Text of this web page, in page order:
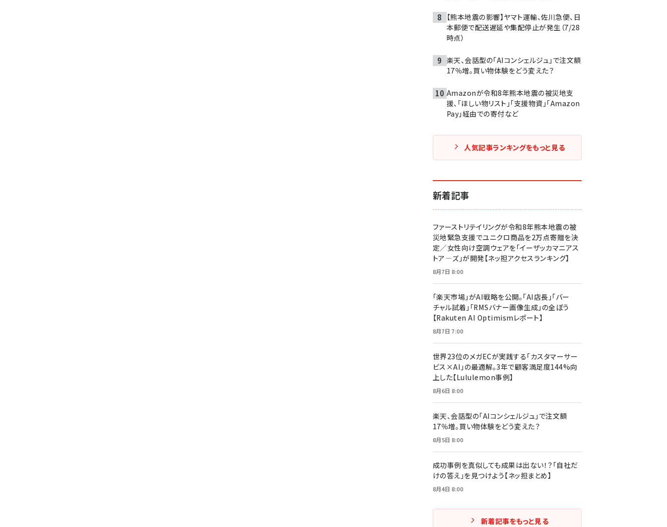
【熊本地震の影響】ヤマト運輸、佐川急便、日
本郵便で配送遅延や集配停止が発生（7/28
時点）
楽天、会話型の「AIコンシェルジュ」で注文額
17％増。買い物体験をどう変えた？
Amazonが令和8年熊本地震の被災地支
援、「ほしい物リスト」「支援物資」「Amazon
Pay」経由での寄付など
人気記事ランキングをもっと見る
新着記事
ファーストリテイリングが令和8年熊本地震の被
災地緊急支援でユニクロ商品を2万点寄贈を決
定／女性向け空調ウェアを「イーザッカマニアス
トア―ズ」が開発【ネッ担アクセスランキング】
8月7日 8:00
「楽天市場」がAI戦略を公開。「AI店長」「バー
チャル試着」「RMSバナー画像生成」の全ぼう
【Rakuten AI Optimismレポート】
8月7日 7:00
世界23位のメガECが実践する「カスタマーサー
ビス×AI」の最適解。3年で顧客満足度144%向
上した【Lululemon事例】
8月6日 8:00
楽天、会話型の「AIコンシェルジュ」で注文額
17％増。買い物体験をどう変えた？
8月5日 8:00
成功事例を真似しても成果は出ない！？「自社だ
けの答え」を見つけよう【ネッ担まとめ】
8月4日 8:00
新着記事をもっと見る